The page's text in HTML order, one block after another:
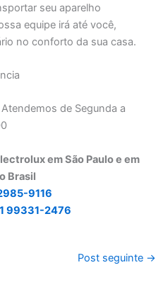
seu aparelho
equipe irá até você,
no conforto da sua casa.
Atendemos de Segunda a
em São Paulo e em
Brasil
9116
99331-2476
Post seguinte →